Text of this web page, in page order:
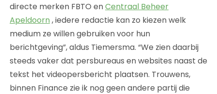
directe merken FBTO enCentraal Beheer
Apeldoorn , iedere redactie kan zo kiezen welk
medium ze willen gebruiken voor hun
berichtgeving”, aldus Tiemersma. “We zien daarbij
steeds vaker dat persbureaus en websites naast de
tekst het videopersbericht plaatsen. Trouwens,
binnen Finance zie ik nog geen andere partij die